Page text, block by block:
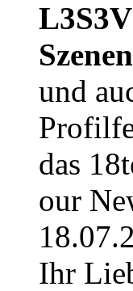
und
das
our
Ihr